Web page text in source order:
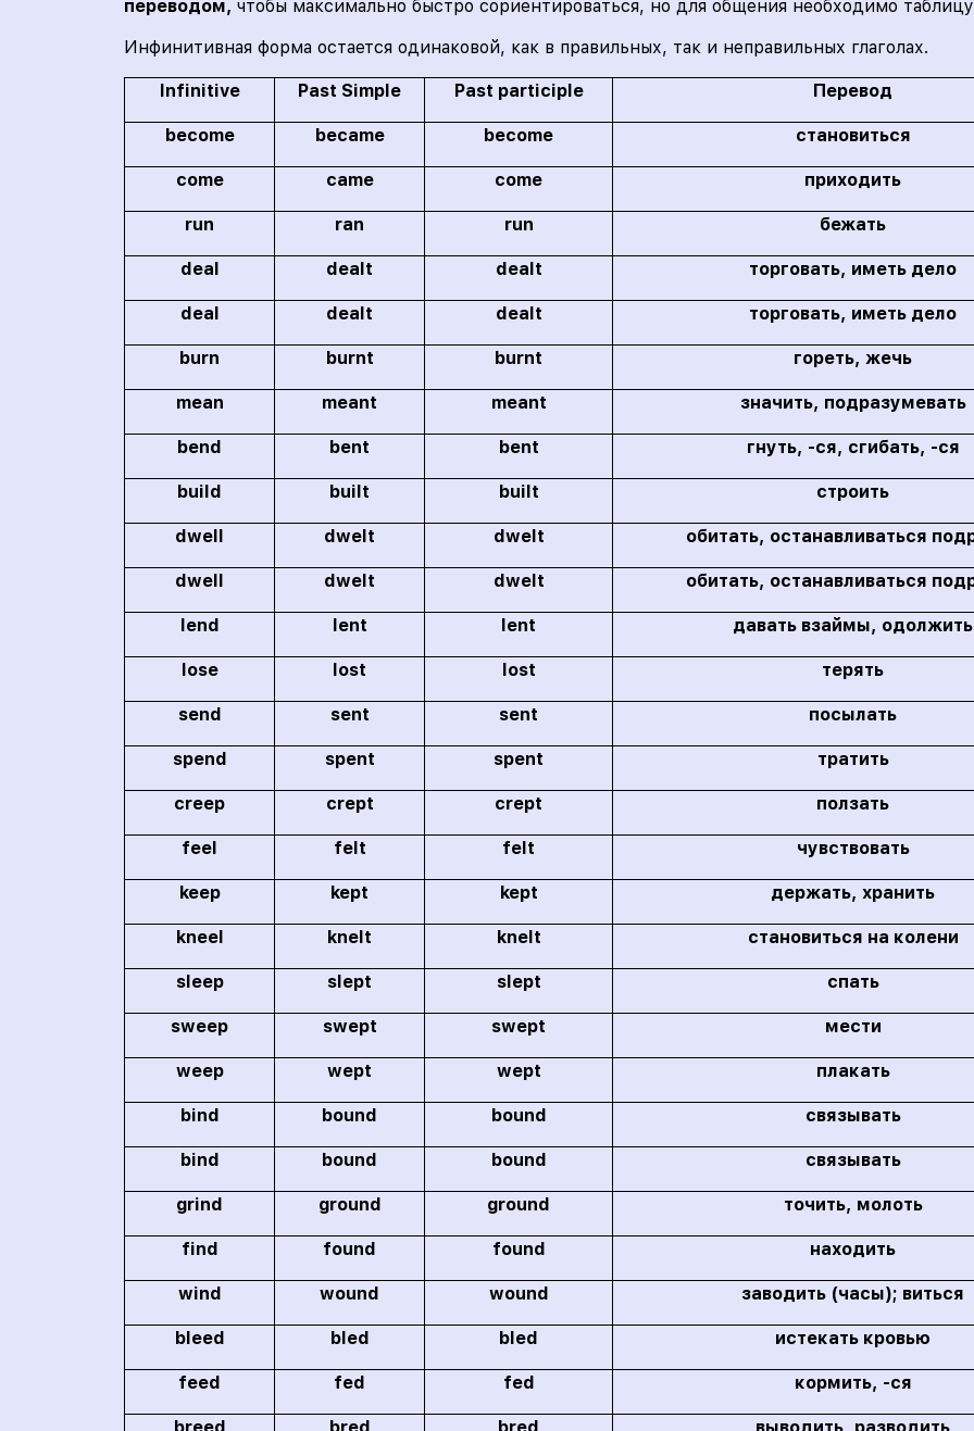
переводом, чтобы максимально быстро сориентироваться, но для общения необходимо
Инфинитивная форма остается одинаковой, как в правильных, так и неправильных глаголах.
Infinitive Past Simple Past participle Перевод
become became become становиться
come came come приходить
run ran run бежать
deal dealt dealt торговать, иметь дело
deal dealt dealt торговать, иметь дело
burn burnt burnt гореть, жечь
mean meant meant значить, подразумевать
bend bent bent гнуть, -ся, сгибать, -ся
build built built строить
dwell dwelt dwelt обитать, останавливаться
dwell dwelt dwelt обитать, останавливаться
lend lent lent давать взаймы, одолжить
lose lost lost терять
send sent sent посылать
spend spent spent тратить
creep crept crept ползать
feel felt felt чувствовать
keep kept kept держать, хранить
kneel knelt knelt становиться на колени
sleep slept slept спать
sweep swept swept мести
weep wept wept плакать
bind bound bound связывать
bind bound bound связывать
grind ground ground точить, молоть
find found found находить
wind wound wound заводить (часы); виться
bleed bled bled истекать кровью
feed fed fed кормить, -ся